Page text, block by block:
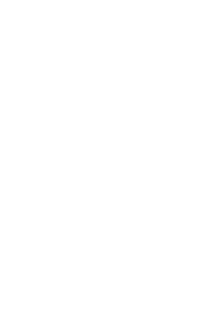
Fueruntque filii Ulam viri
et magno robore
habentes filios ac nepotes
quinquaginta. Omnes hi filii